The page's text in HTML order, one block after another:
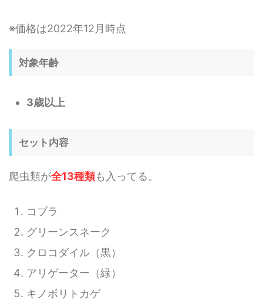
※価格は2022年12月時点
対象年齢
3歳以上
セット内容
爬虫類が全13種類も入ってる。
コブラ
グリーンスネーク
クロコダイル（黒）
アリゲーター（緑）
キノボリトカゲ